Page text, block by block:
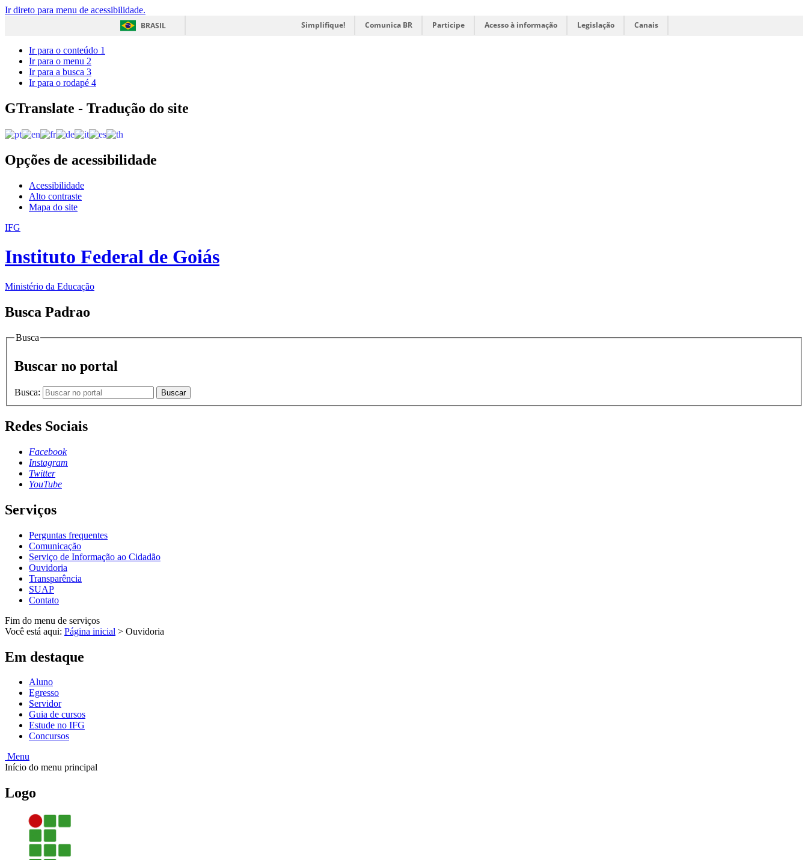
Ir direto para menu de acessibilidade.
BRASIL
Simplifique! Comunica BR Participe Acesso à informação Legislação Canais
Ir para o conteúdo 1
Ir para o menu 2
Ir para a busca 3
Ir para o rodapé 4
GTranslate - Tradução do site
Opções de acessibilidade
Acessibilidade
Alto contraste
Mapa do site
IFG
Instituto Federal de Goiás
Ministério da Educação
Busca Padrao
Busca
Buscar no portal
Busca: Buscar
Redes Sociais
Facebook
Instagram
Twitter
YouTube
Serviços
Perguntas frequentes
Comunicação
Serviço de Informação ao Cidadão
Ouvidoria
Transparência
SUAP
Contato
Fim do menu de serviços
Você está aqui: Página inicial > Ouvidoria
Em destaque
Aluno
Egresso
Servidor
Guia de cursos
Estude no IFG
Concursos
Menu
Início do menu principal
Logo